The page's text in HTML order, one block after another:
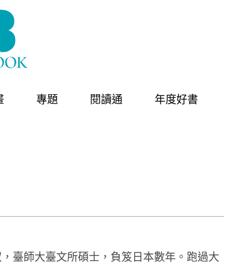
專題 閱讀通 年度好書
臺師大臺文所碩士，負笈日本數年。跑過大